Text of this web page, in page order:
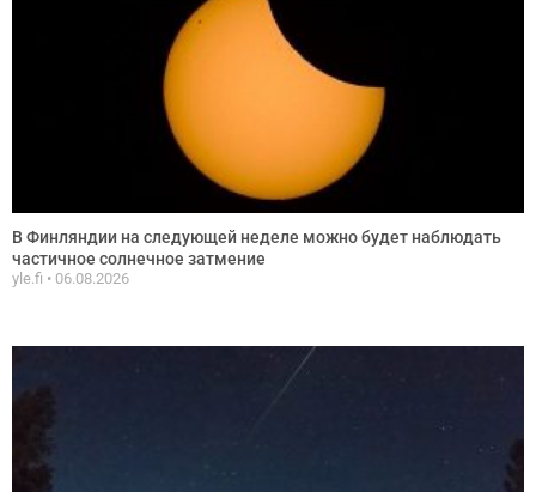
В Финляндии на следующей неделе можно будет наблюдать
частичное солнечное затмение
yle.fi 06.08.2026